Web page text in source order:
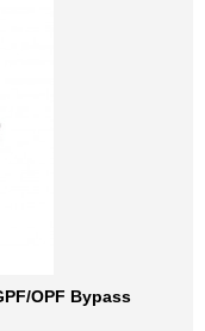
OPF Bypass